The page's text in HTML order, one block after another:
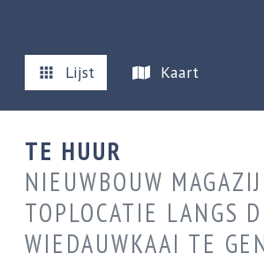
Lijst Kaart
TE HUUR
NIEUWBOUW
TOPLOCATIE LANGS
WIEDAUWKAAI TE